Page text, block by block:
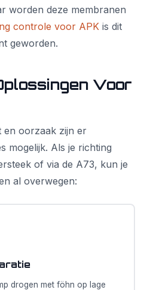
worden deze membranen
controle voor APK is dit
geworden.
Voor
en oorzaak zijn er
mogelijk. Als je richting
of via de A73, kun je
al overwegen:
drogen met föhn op lage